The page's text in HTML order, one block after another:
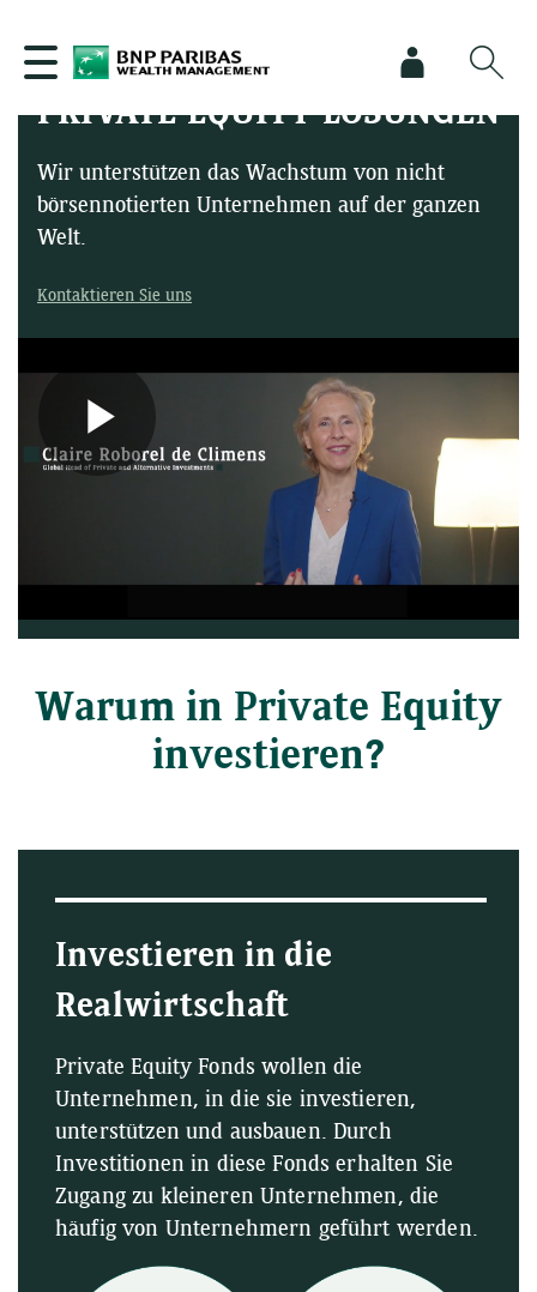
PRIVATE EQUITY LÖSUNGEN
Wir unterstützen das Wachstum von nicht
börsennotierten Unternehmen auf der ganzen
Welt.
Kontaktieren Sie uns
Play
Video
Warum in Private Equity
investieren?
Investieren in die
Realwirtschaft
Private Equity Fonds wollen die
Unternehmen, in die sie investieren,
unterstützen und ausbauen. Durch
Investitionen in diese Fonds erhalten Sie
Zugang zu kleineren Unternehmen, die
häufig von Unternehmern geführt werden.